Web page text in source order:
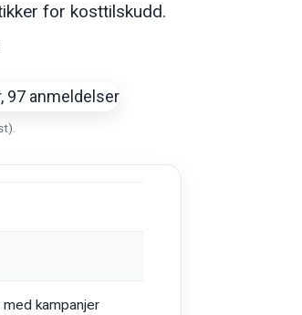
for kosttilskudd.
kampanjer